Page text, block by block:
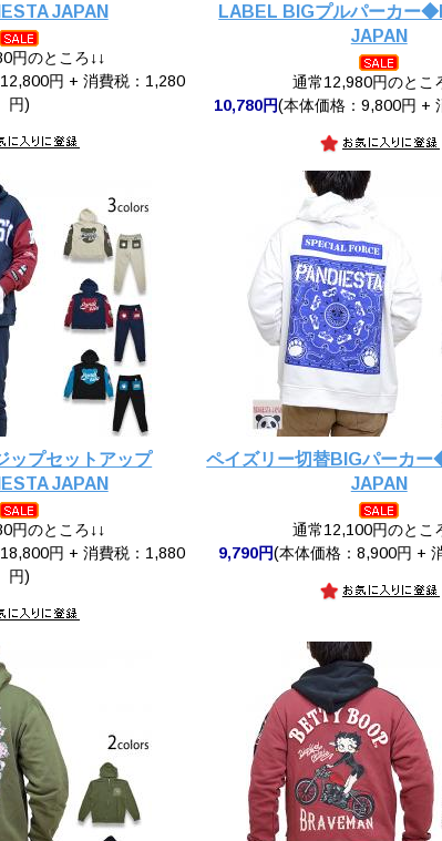
JAPAN
円のところ↓↓
円 + 消費税：1,280
円)
LABEL BIGプルパーカー
JAPAN
通常12,980円のとこ
10,780円(本体価格：9,800円 +
ップセットアップ
JAPAN
円のところ↓↓
円 + 消費税：1,880
円)
ペイズリー切替BIGパーカ
JAPAN
通常12,100円のとこ
9,790円(本体価格：8,900円 +